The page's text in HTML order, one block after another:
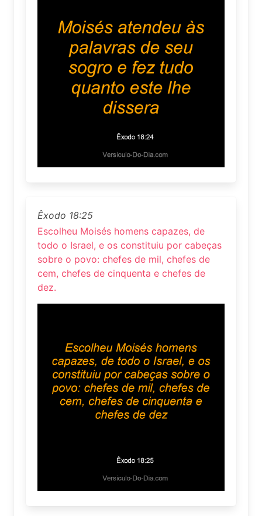
Êxodo 18:25
Escolheu Moisés homens capazes, de
todo o Israel, e os constituiu por cabeças
sobre o povo: chefes de mil, chefes de
cem, chefes de cinquenta e chefes de
dez.